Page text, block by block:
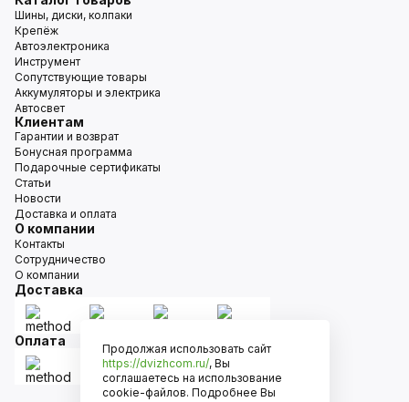
Шины, диски, колпаки
Крепёж
Автоэлектроника
Инструмент
Сопутствующие товары
Аккумуляторы и электрика
Автосвет
Клиентам
Гарантии и возврат
Бонусная программа
Подарочные сертификаты
Статьи
Новости
Доставка и оплата
О компании
Контакты
Сотрудничество
О компании
Доставка
Оплата
Продолжая использовать сайт
https://dvizhcom.ru/, Вы
соглашаетесь на использование
cookie-файлов. Подробнее Вы